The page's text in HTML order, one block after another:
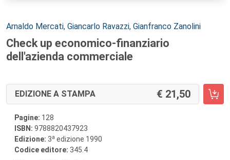
Autori:
Arnaldo Mercati, Giancarlo Ravazzi, Gianfranco Zanolini
Check up economico-finanziario
dell'azienda commerciale
EDIZIONE A STAMPA 21,50
Pagine: 128
ISBN: 9788820437923
Edizione: 3a edizione 1990
Codice editore: 345.4